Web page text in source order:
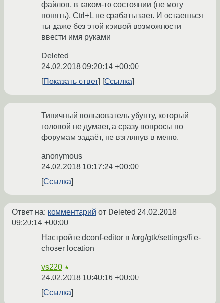
файлов, в каком-то состоянии (не могу
понять), Ctrl+L не срабатывает. И остаешься
ты даже без этой кривой возможности
ввести имя руками
Deleted
24.02.2018 09:20:14 +00:00
Показать ответ
Ссылка
Типичный пользователь убунту, который
головой не думает, а сразу вопросы по
форумам задаёт, не взглянув в меню.
anonymous
24.02.2018 10:17:24 +00:00
Ссылка
Ответ на: комментарий от Deleted 24.02.2018
09:20:14 +00:00
Настройте dconf-editor в /org/gtk/settings/file-
choser location
vs220 ★
24.02.2018 10:40:16 +00:00
Ссылка